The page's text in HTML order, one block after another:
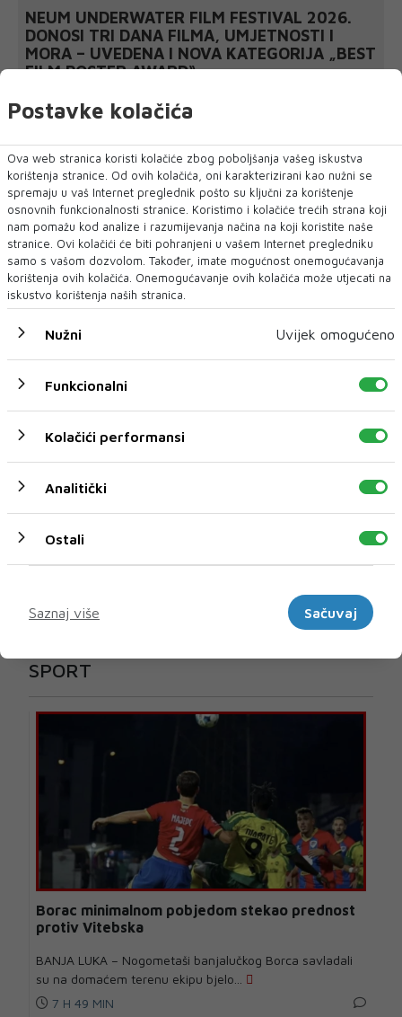
NEUM UNDERWATER FILM FESTIVAL 2026.
DONOSI TRI DANA FILMA, UMJETNOSTI I
MORA – UVEDENA I NOVA KATEGORIJA „BEST
FILM POSTER AWARD“
mjesto susreta filma, mora,...
SPORT
Borac minimalnom pobjedom stekao prednost
protiv Vitebska
BANJA LUKA – Nogometaši banjalučkog Borca savladali
su na domaćem terenu ekipu bjelo...
7 H 49 MIN
Postavke kolačića
Ova web stranica koristi kolačiće zbog poboljšanja vašeg iskustva
korištenja stranice. Od ovih kolačića, oni karakterizirani kao nužni se
spremaju u vaš Internet preglednik pošto su ključni za korištenje
osnovnih funkcionalnosti stranice. Koristimo i kolačiće trećih strana koji
nam pomažu kod analize i razumijevanja načina na koji koristite naše
stranice. Ovi kolačići će biti pohranjeni u vašem Internet pregledniku
samo s vašom dozvolom. Također, imate mogućnost onemogućavanja
korištenja ovih kolačića. Onemogućavanje ovih kolačića može utjecati na
iskustvo korištenja naših stranica.
Nužni Uvijek omogućeno
Funkcionalni
Kolačići performansi
Analitički
Ostali
Saznaj više
Sačuvaj